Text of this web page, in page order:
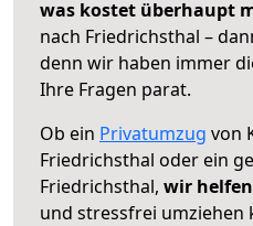
was kostet überhaupt
nach Friedrichsthal –
denn wir haben immer
Ihre Fragen parat.
Ob ein Privatumzug von
Friedrichsthal oder ein
Friedrichsthal, wir helfen
und stressfrei umziehen